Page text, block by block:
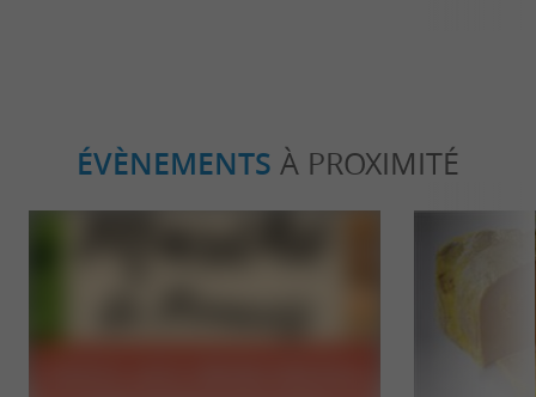
ÉVÈNEMENTS À PROXIMITÉ